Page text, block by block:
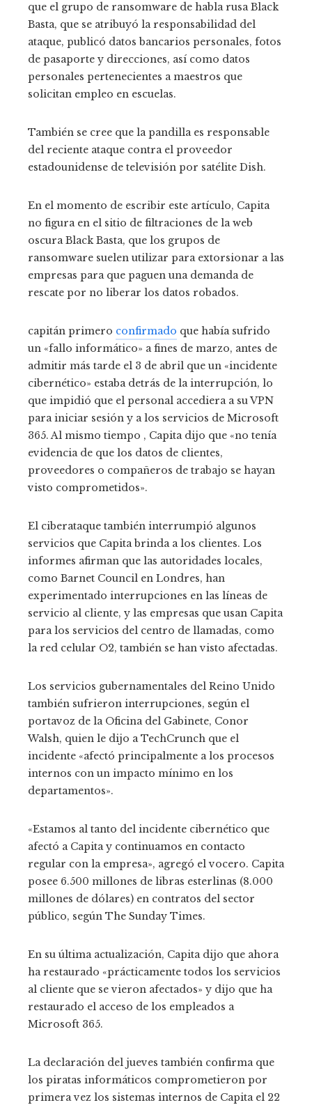
que el grupo de ransomware de habla rusa Black
Basta, que se atribuyó la responsabilidad del
ataque, publicó datos bancarios personales, fotos
de pasaporte y direcciones, así como datos
personales pertenecientes a maestros que
solicitan empleo en escuelas.
También se cree que la pandilla es responsable
del reciente ataque contra el proveedor
estadounidense de televisión por satélite Dish.
En el momento de escribir este artículo, Capita
no figura en el sitio de filtraciones de la web
oscura Black Basta, que los grupos de
ransomware suelen utilizar para extorsionar a las
empresas para que paguen una demanda de
rescate por no liberar los datos robados.
capitán primero confirmado que había sufrido
un «fallo informático» a fines de marzo, antes de
admitir más tarde el 3 de abril que un «incidente
cibernético» estaba detrás de la interrupción, lo
que impidió que el personal accediera a su VPN
para iniciar sesión y a los servicios de Microsoft
365. Al mismo tiempo , Capita dijo que «no tenía
evidencia de que los datos de clientes,
proveedores o compañeros de trabajo se hayan
visto comprometidos».
El ciberataque también interrumpió algunos
servicios que Capita brinda a los clientes. Los
informes afirman que las autoridades locales,
como Barnet Council en Londres, han
experimentado interrupciones en las líneas de
servicio al cliente, y las empresas que usan Capita
para los servicios del centro de llamadas, como
la red celular O2, también se han visto afectadas.
Los servicios gubernamentales del Reino Unido
también sufrieron interrupciones, según el
portavoz de la Oficina del Gabinete, Conor
Walsh, quien le dijo a TechCrunch que el
incidente «afectó principalmente a los procesos
internos con un impacto mínimo en los
departamentos».
«Estamos al tanto del incidente cibernético que
afectó a Capita y continuamos en contacto
regular con la empresa», agregó el vocero. Capita
posee 6.500 millones de libras esterlinas (8.000
millones de dólares) en contratos del sector
público, según The Sunday Times.
En su última actualización, Capita dijo que ahora
ha restaurado «prácticamente todos los servicios
al cliente que se vieron afectados» y dijo que ha
restaurado el acceso de los empleados a
Microsoft 365.
La declaración del jueves también confirma que
los piratas informáticos comprometieron por
primera vez los sistemas internos de Capita el 22